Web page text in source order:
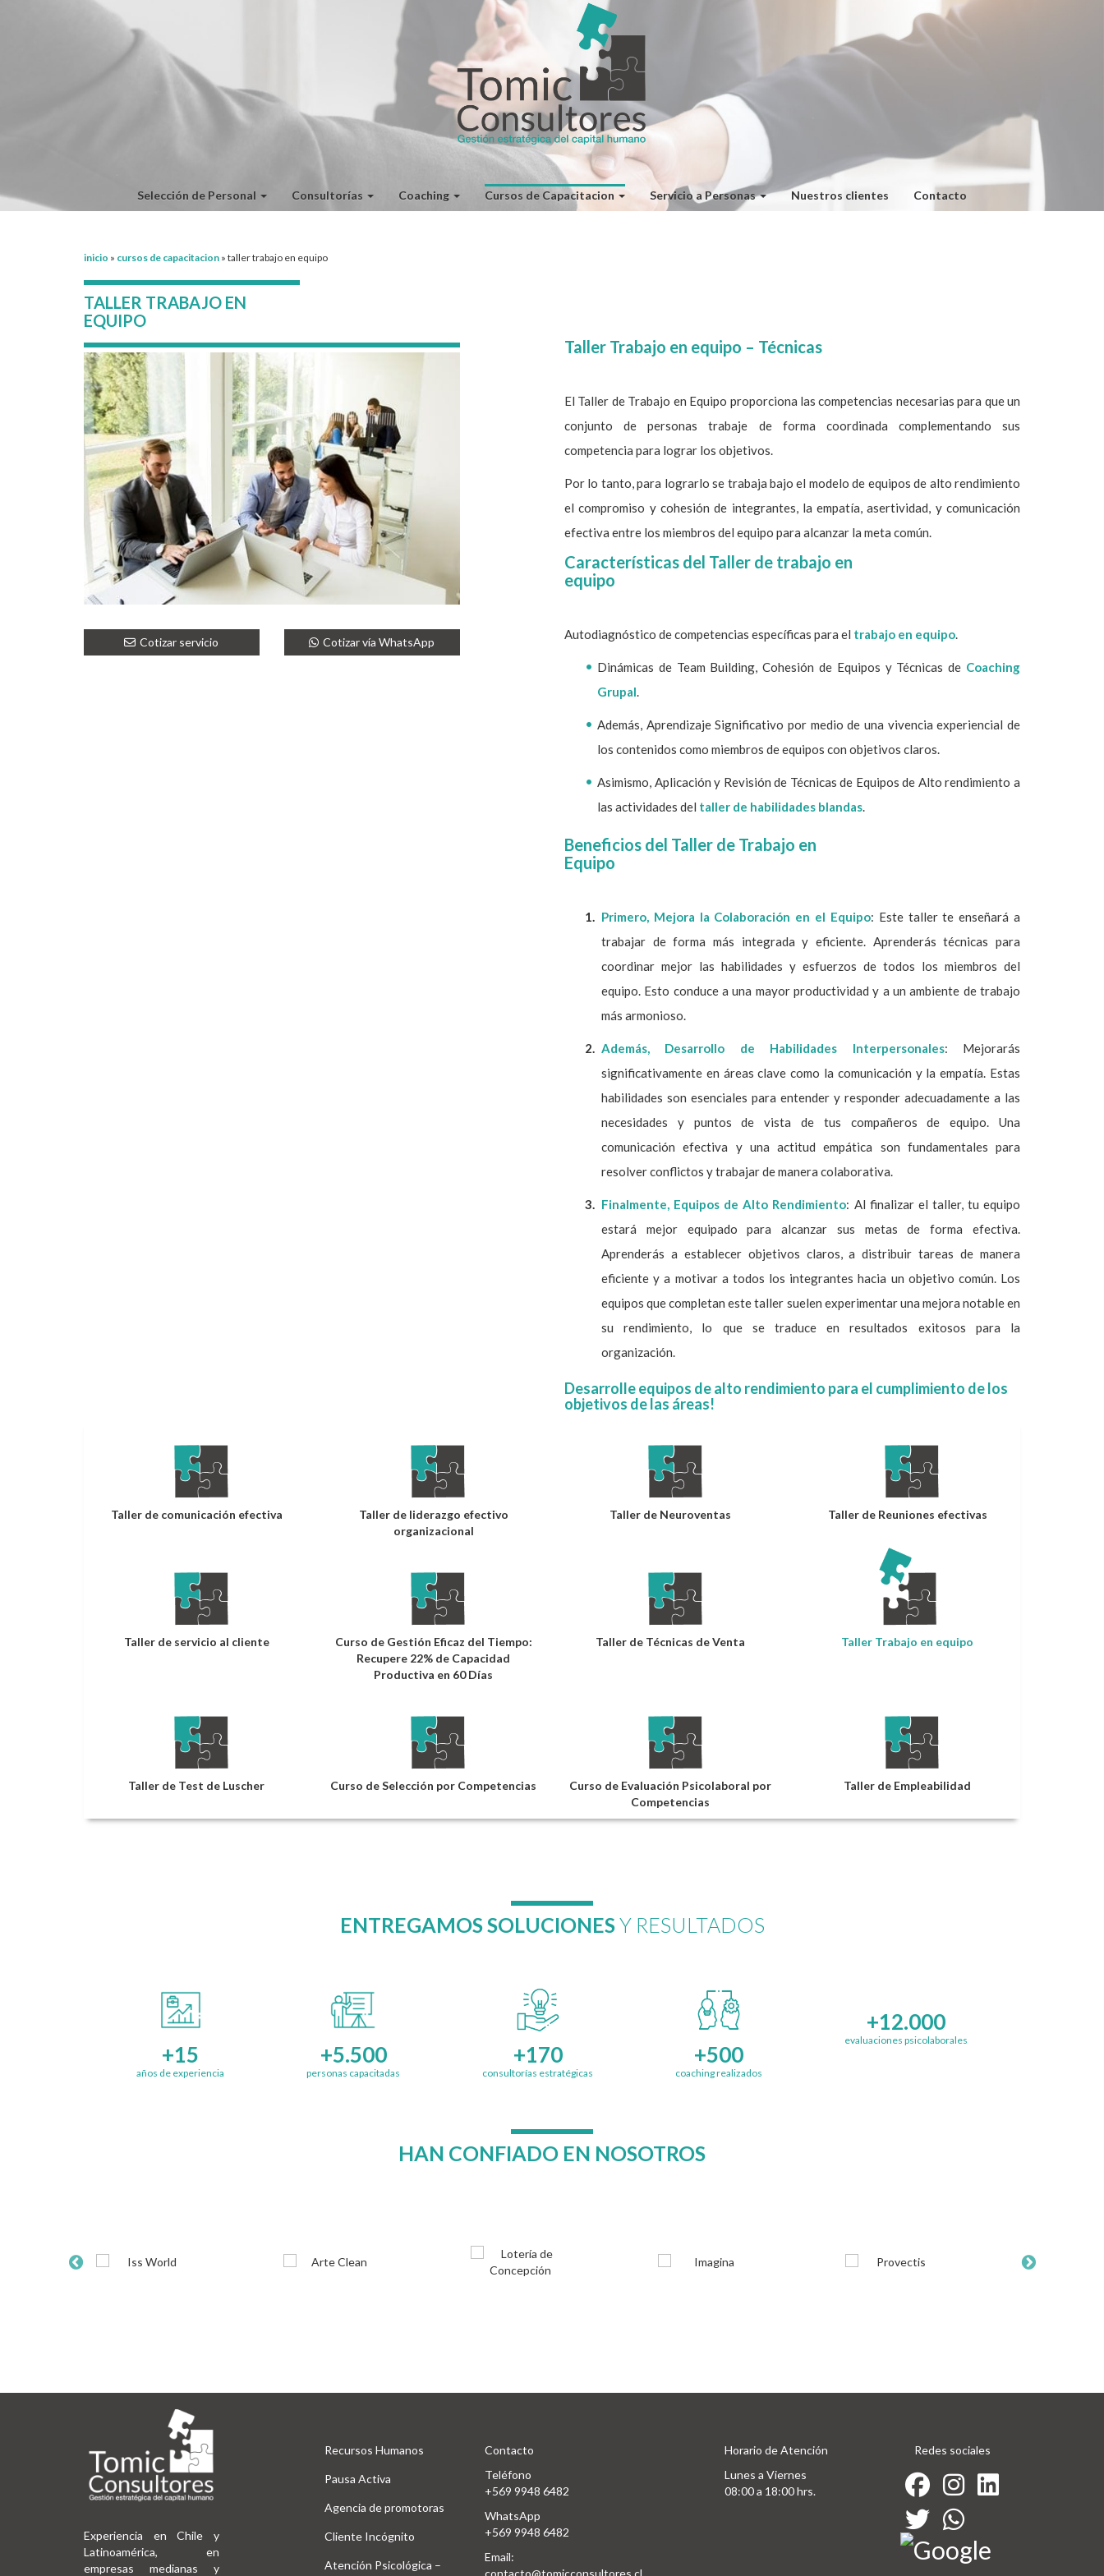
Selección de Personal Consultorías Coaching Cursos de Capacitacion Servicio a Personas Nuestros clientes Contacto
inicio » cursos de capacitacion » taller trabajo en equipo
TALLER TRABAJO EN
EQUIPO
Cotizar servicio Cotizar vía WhatsApp
Taller Trabajo en equipo – Técnicas
El Taller de Trabajo en Equipo proporciona las competencias necesarias para que un
conjunto de personas trabaje de forma coordinada complementando sus
competencia para lograr los objetivos.
Por lo tanto, para lograrlo se trabaja bajo el modelo de equipos de alto rendimiento
el compromiso y cohesión de integrantes, la empatía, asertividad, y comunicación
efectiva entre los miembros del equipo para alcanzar la meta común.
Características del Taller de trabajo en
equipo
Autodiagnóstico de competencias específicas para el trabajo en equipo.
Dinámicas de Team Building, Cohesión de Equipos y Técnicas de Coaching
Grupal.
Además, Aprendizaje Significativo por medio de una vivencia experiencial de
los contenidos como miembros de equipos con objetivos claros.
Asimismo, Aplicación y Revisión de Técnicas de Equipos de Alto rendimiento a
las actividades del taller de habilidades blandas.
Beneficios del Taller de Trabajo en
Equipo
Primero, Mejora la Colaboración en el Equipo: Este taller te enseñará a
trabajar de forma más integrada y eficiente. Aprenderás técnicas para
coordinar mejor las habilidades y esfuerzos de todos los miembros del
equipo. Esto conduce a una mayor productividad y a un ambiente de trabajo
más armonioso.
Además, Desarrollo de Habilidades Interpersonales: Mejorarás
significativamente en áreas clave como la comunicación y la empatía. Estas
habilidades son esenciales para entender y responder adecuadamente a las
necesidades y puntos de vista de tus compañeros de equipo. Una
comunicación efectiva y una actitud empática son fundamentales para
resolver conflictos y trabajar de manera colaborativa.
Finalmente, Equipos de Alto Rendimiento: Al finalizar el taller, tu equipo
estará mejor equipado para alcanzar sus metas de forma efectiva.
Aprenderás a establecer objetivos claros, a distribuir tareas de manera
eficiente y a motivar a todos los integrantes hacia un objetivo común. Los
equipos que completan este taller suelen experimentar una mejora notable en
su rendimiento, lo que se traduce en resultados exitosos para la
organización.
Desarrolle equipos de alto rendimiento para el cumplimiento de los
objetivos de las áreas!
Taller de comunicación efectiva
Taller de liderazgo efectivo
organizacional
Taller de Neuroventas Taller de Reuniones efectivas
Taller de servicio al cliente
Curso de Gestión Eficaz del Tiempo:
Recupere 22% de Capacidad
Productiva en 60 Días
Taller de Técnicas de Venta Taller Trabajo en equipo
Taller de Test de Luscher Curso de Selección por Competencias
Curso de Evaluación Psicolaboral por
Competencias
Taller de Empleabilidad
ENTREGAMOS SOLUCIONESY RESULTADOS
+15
años de experiencia
+5.500
personas capacitadas
+170
consultorías estratégicas
+500
coaching realizados
+12.000
evaluaciones psicolaborales
HAN CONFIADO EN NOSOTROS
Experiencia en Chile y
Latinoamérica, en
empresas medianas y
Recursos Humanos
Pausa Activa
Agencia de promotoras
Cliente Incógnito
Atención Psicológica –
Contacto
Teléfono
+569 9948 6482
WhatsApp
+569 9948 6482
Email:
contacto@tomicconsultores.cl
Horario de Atención
Lunes a Viernes
08:00 a 18:00 hrs.
Redes sociales